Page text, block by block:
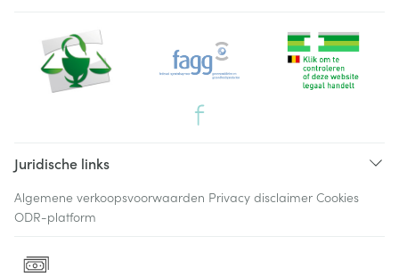
Juridische links
Algemene verkoopsvoorwaarden Privacy disclaimer Cookies
ODR-platform